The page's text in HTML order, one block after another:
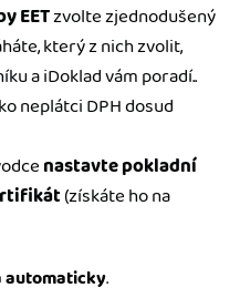
EETzvolte zjednodušený
který z nich zvolit,
a iDoklad vám poradí..
neplátci DPH dosud
nastavte pokladní
(získáte ho na
automaticky.